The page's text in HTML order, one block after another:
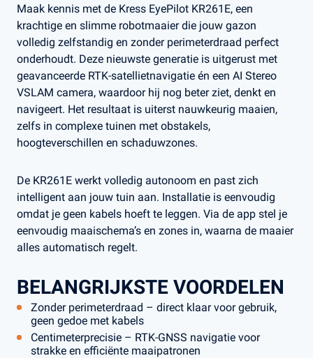
Maak kennis met de Kress EyePilot KR261E, een
krachtige en slimme robotmaaier die jouw gazon
volledig zelfstandig en zonder perimeterdraad perfect
onderhoudt. Deze nieuwste generatie is uitgerust met
geavanceerde RTK-satellietnavigatie én een AI Stereo
VSLAM camera, waardoor hij nog beter ziet, denkt en
navigeert. Het resultaat is uiterst nauwkeurig maaien,
zelfs in complexe tuinen met obstakels,
hoogteverschillen en schaduwzones.
De KR261E werkt volledig autonoom en past zich
intelligent aan jouw tuin aan. Installatie is eenvoudig
omdat je geen kabels hoeft te leggen. Via de app stel je
eenvoudig maaischema’s en zones in, waarna de maaier
alles automatisch regelt.
BELANGRIJKSTE VOORDELEN
Zonder perimeterdraad – direct klaar voor gebruik,
geen gedoe met kabels
Centimeterprecisie – RTK-GNSS navigatie voor
strakke en efficiënte maaipatronen